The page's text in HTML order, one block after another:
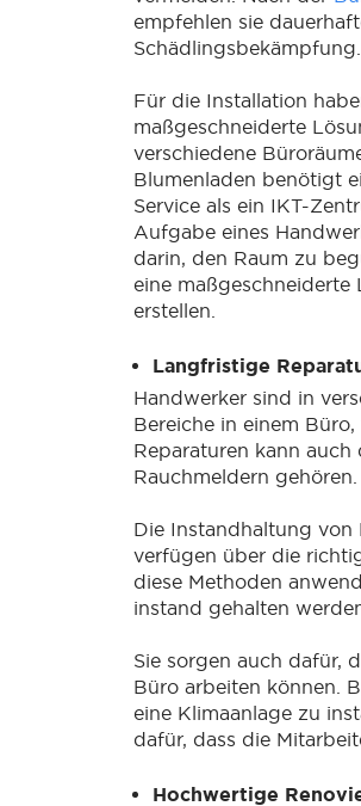
empfehlen sie
Schädlingsbekämpfung.
Für die Installation
maßgeschneiderte
verschiedene
Blumenladen benötigt
Service als ein IKT-
Aufgabe eines
darin, den Raum zu
eine maßgeschneiderte
erstellen.
Langfristige
Handwerker sind in
Bereiche in einem
Reparaturen kann auch
Rauchmeldern gehören.
Die Instandhaltung von
verfügen über die
diese Methoden
instand gehalten
Sie sorgen auch dafür,
Büro arbeiten können.
eine Klimaanlage zu
dafür, dass die
Hochwertige